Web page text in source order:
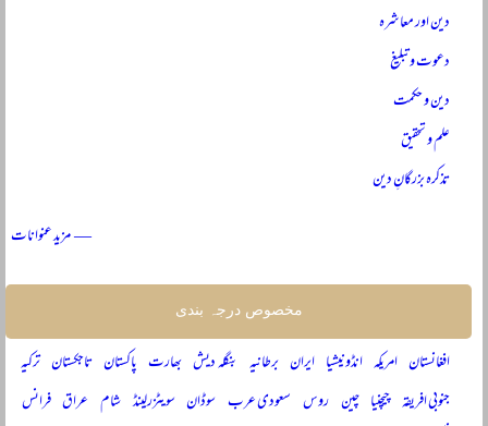
دین اور معاشرہ
دعوت و تبلیغ
دین و حکمت
علم و تحقیق
تذکرہ بزرگانِ دین
— مزید عنوانات
مخصوص درجہ بندی
افغانستان امریکہ انڈونیشیا ایران برطانیہ بنگلہ دیش بھارت پاکستان تاجکستان ترکیہ
جنوبی افریقہ چیچنیا چین روس سعودی عرب سوڈان سویٹزرلینڈ شام عراق فرانس